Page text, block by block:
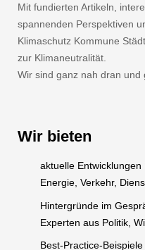
Mit fundierten Artikeln,
spannenden Perspektiven
Klimaschutz Kommune
zur Klimaneutralität.
Wir sind ganz nah dran und
Wir bieten
aktuelle
Energie, Verkehr,
Hintergründe im
Experten aus Politik,
Best-Practice-